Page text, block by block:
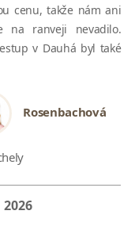
cenu, takže nám ani
na ranveji nevadilo.
v Dauhá byl také
Rosenbachová